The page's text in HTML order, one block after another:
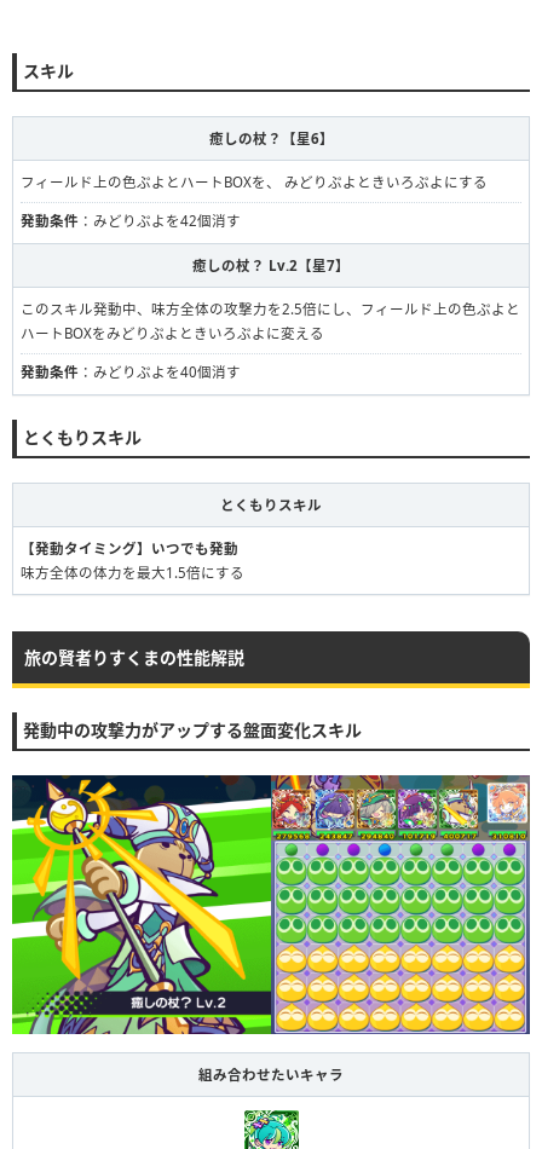
スキル
癒しの杖？【星6】
フィールド上の色ぷよとハートBOXを、 みどりぷよときいろぷよにする
発動条件 ：みどりぷよを42個消す
癒しの杖？ Lv.2【星7】
このスキル発動中、味方全体の攻撃力を2.5倍にし、フィールド上の色ぷよと
ハートBOXをみどりぷよときいろぷよに変える
発動条件 ：みどりぷよを40個消す
とくもりスキル
とくもりスキル
【発動タイミング】いつでも発動
味方全体の体力を最大1.5倍にする
旅の賢者りすくまの性能解説
発動中の攻撃力がアップする盤面変化スキル
組み合わせたいキャラ